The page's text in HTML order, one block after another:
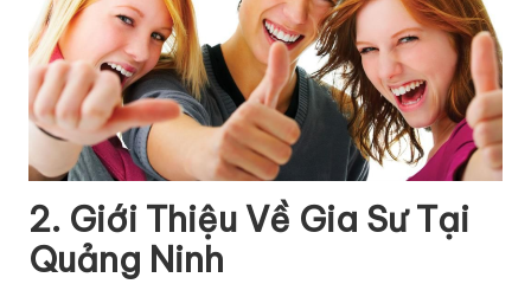
2. Giới Thiệu Về Gia Sư Tại
Quảng Ninh